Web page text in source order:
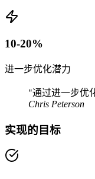
10-20%
进一步优化潜力
"通过进一步优
Chris Peterson
实现的目标